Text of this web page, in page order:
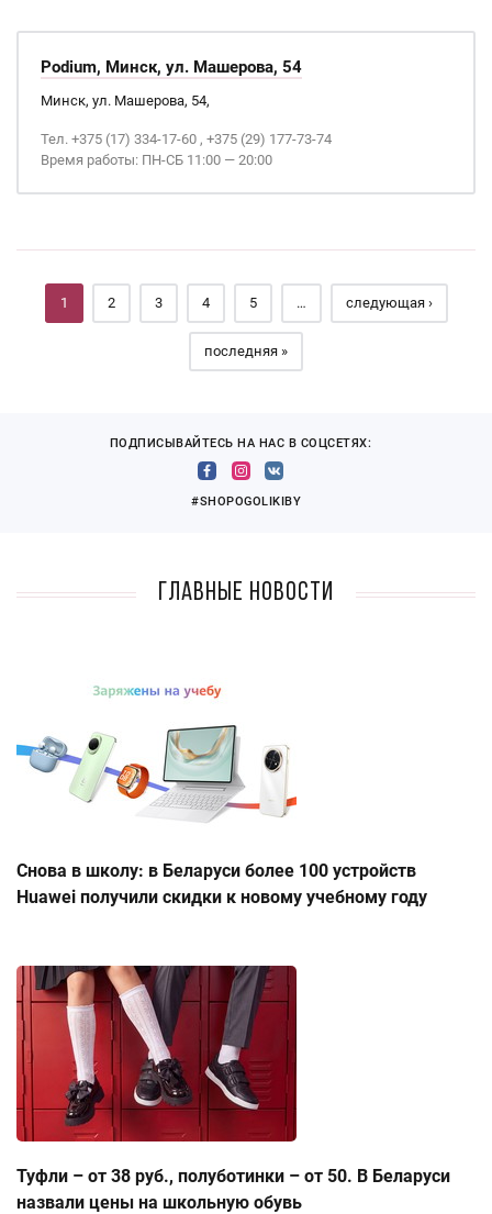
Podium, Минск, ул. Машерова, 54
Минск, ул. Машерова, 54,
Тел. +375 (17) 334-17-60 , +375 (29) 177-73-74
Время работы: ПН-СБ 11:00 — 20:00
Страницы
1 2 3 4 5 … следующая ›
последняя »
ПОДПИСЫВАЙТЕСЬ НА НАС В СОЦСЕТЯХ:
#SHOPOGOLIKIBY
Главные новости
Снова в школу: в Беларуси более 100 устройств
Huawei получили скидки к новому учебному году
Туфли – от 38 руб., полуботинки – от 50. В Беларуси
назвали цены на школьную обувь